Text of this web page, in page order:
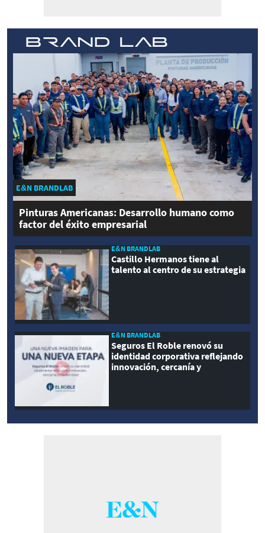
E&N BRANDLAB
Pinturas Americanas: Desarrollo humano como
factor del éxito empresarial
E&N BRANDLAB
Castillo Hermanos tiene al
talento al centro de su estrategia
E&N BRANDLAB
Seguros El Roble renovó su
identidad corporativa reflejando
innovación, cercanía y